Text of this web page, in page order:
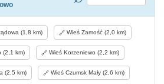
(1,8 km) Wieś Zamość (2,0 km)
(2,1 km) Wieś Korzeniewo (2,2 km)
(2,5 km) Wieś Czumsk Mały (2,6 km)